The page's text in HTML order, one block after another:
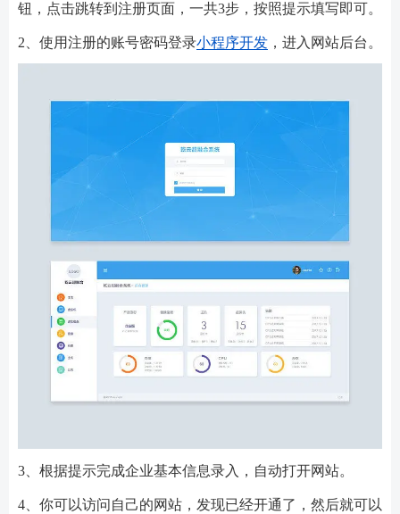
钮，点击跳转到注册页面，一共3步，按照提示填写即可。
2、使用注册的账号密码登录小程序开发 ，进入网站后台。
3、根据提示完成企业基本信息录入，自动打开网站。
4、你可以访问自己的网站，发现已经开通了，然后就可以